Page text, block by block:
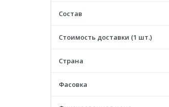
Состав
Стоимость доставки (1 шт.)
Страна
Фасовка